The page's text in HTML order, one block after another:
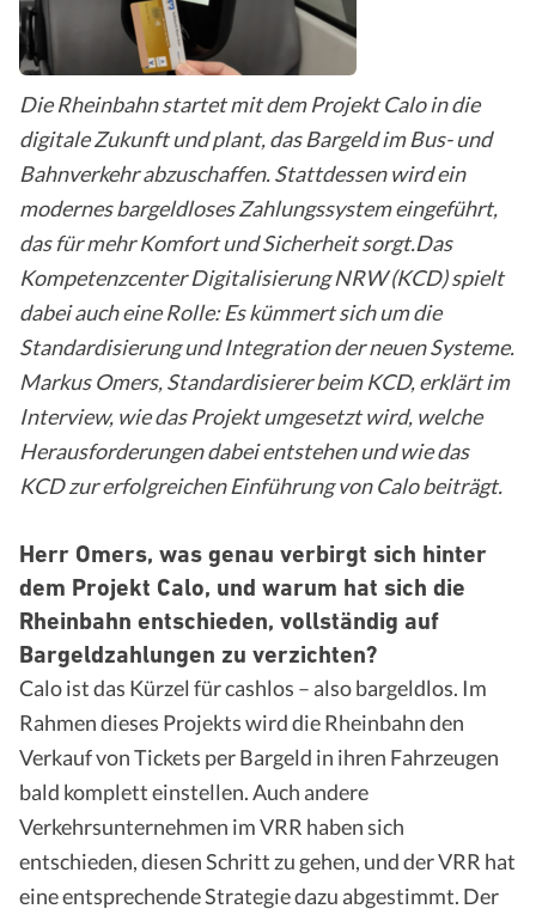
Die Rheinbahn startet mit dem Projekt Calo in die
digitale Zukunft und plant, das Bargeld im Bus- und
Bahnverkehr abzuschaffen. Stattdessen wird ein
modernes bargeldloses Zahlungssystem eingeführt,
das für mehr Komfort und Sicherheit sorgt.Das
Kompetenzcenter Digitalisierung NRW (KCD) spielt
dabei auch eine Rolle: Es kümmert sich um die
Standardisierung und Integration der neuen Systeme.
Markus Omers, Standardisierer beim KCD, erklärt im
Interview, wie das Projekt umgesetzt wird, welche
Herausforderungen dabei entstehen und wie das
KCD zur erfolgreichen Einführung von Calo beiträgt.
Herr Omers, was genau verbirgt sich hinter
dem Projekt Calo, und warum hat sich die
Rheinbahn entschieden, vollständig auf
Bargeldzahlungen zu verzichten?
Calo ist das Kürzel für cashlos – also bargeldlos. Im
Rahmen dieses Projekts wird die Rheinbahn den
Verkauf von Tickets per Bargeld in ihren Fahrzeugen
bald komplett einstellen. Auch andere
Verkehrsunternehmen im VRR haben sich
entschieden, diesen Schritt zu gehen, und der VRR hat
eine entsprechende Strategie dazu abgestimmt. Der